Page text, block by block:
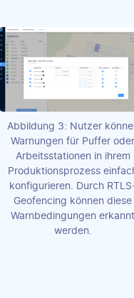
Abbildung 3: Nutzer
Warnungen für Puffer oder
Arbeitsstationen in ihrem
Produktionsprozess
konfigurieren. Durch
Geofencing können diese
Warnbedingungen erkannt
werden.